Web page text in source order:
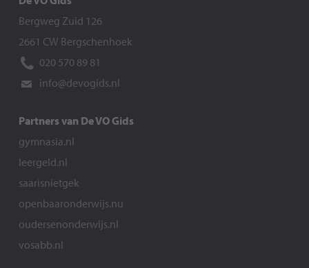
Bergweg Zuid 126
2661 CW Bergschenhoek
020 570 89 81
info@devogids.nl
Partners van De VO Gids
gymnasia.nl
leergeld.nl
saarisnietgek
openbaaronderwijs.nu
oudersenonderwijs.nl
vosabb.nl